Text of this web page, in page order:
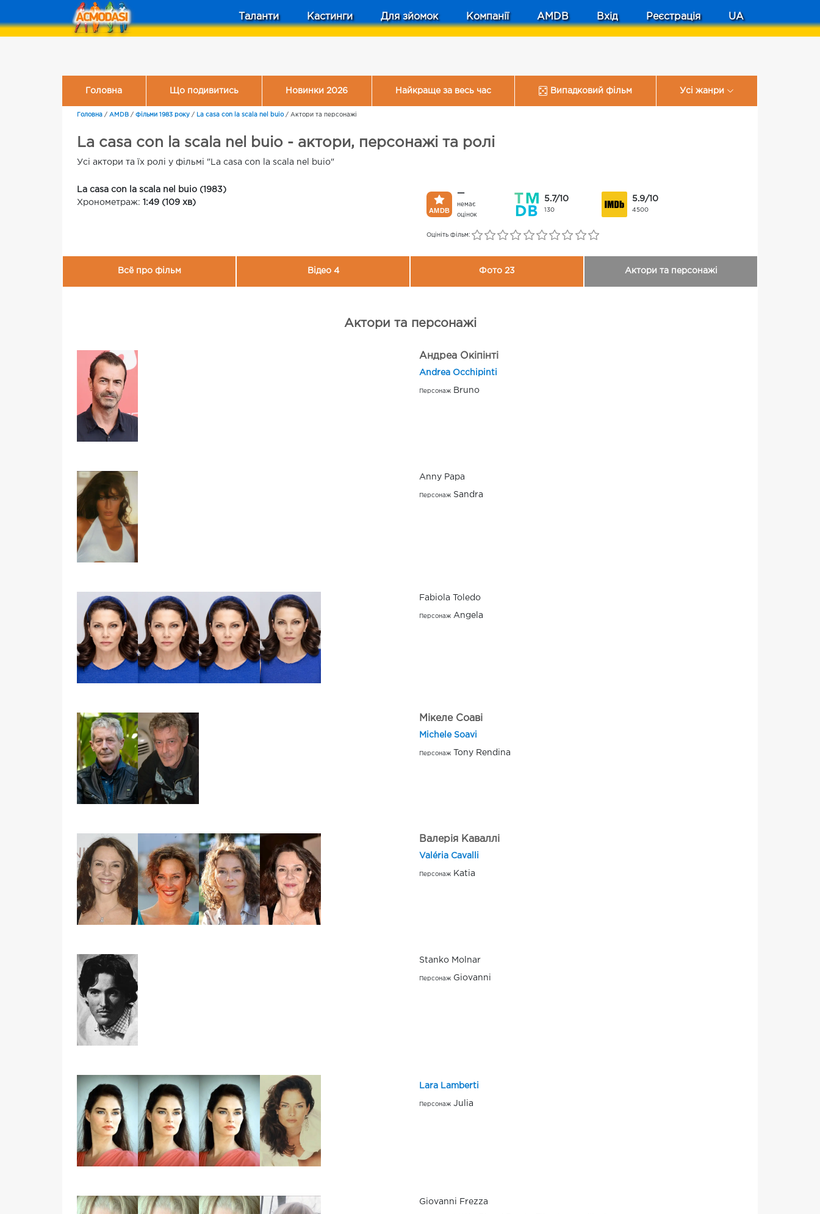
Таланти Кастинги Для зйомок Компанії AMDB Вхід Реєстрація UA
Головна Що подивитись Новинки 2026 Найкраще за весь час Випадковий фільм Усі жанри
Головна / AMDB / Фільми 1983 року / La casa con la scala nel buio/ Актори та персонажі
La casa con la scala nel buio - актори, персонажі та ролі
Усі актори та їх ролі у фільмі "La casa con la scala nel buio"
La casa con la scala nel buio (1983)
Хронометраж: 1:49 (109 хв)
—
немає
оцінок
5.7/10
130
5.9/10
4500
Оцініть фільм:
Всё про фільм Відео 4 Фото 23 Актори та персонажі
Актори та персонажі
Андреа Окіпінті
Andrea Occhipinti
Персонаж Bruno
Anny Papa
Персонаж Sandra
Fabiola Toledo
Персонаж Angela
Мікеле Соаві
Michele Soavi
Персонаж Tony Rendina
Валерія Каваллі
Valéria Cavalli
Персонаж Katia
Stanko Molnar
Персонаж Giovanni
Lara Lamberti
Персонаж Julia
Giovanni Frezza